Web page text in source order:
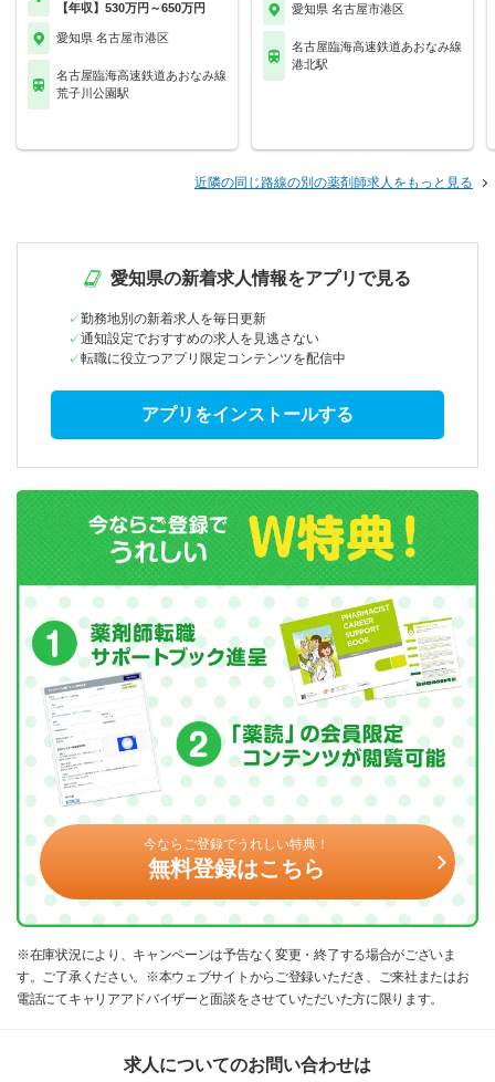
【年収】530万円～650万円
愛知県 名古屋市港区
名古屋臨海高速鉄道あおなみ線
荒子川公園駅
愛知県 名古屋市港区
名古屋臨海高速鉄道あおなみ線
港北駅
近隣の同じ路線の別の薬剤師求人をもっと見る
愛知県の新着求人情報をアプリで見る
勤務地別の新着求人を毎日更新
通知設定でおすすめの求人を見逃さない
転職に役立つアプリ限定コンテンツを配信中
アプリをインストールする
今ならご登録でうれしい特典！
無料登録はこちら
※在庫状況により、キャンペーンは予告なく変更・終了する場合がございま
す。ご了承ください。※本ウェブサイトからご登録いただき、ご来社またはお
電話にてキャリアアドバイザーと面談をさせていただいた方に限ります。
求人についてのお問い合わせは